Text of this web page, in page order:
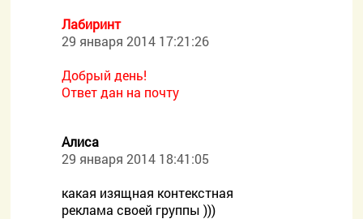
Лабиринт
29 января 2014 17:21:26
Добрый день!
Ответ дан на почту
Алиса
29 января 2014 18:41:05
какая изящная контекстная
реклама своей группы )))